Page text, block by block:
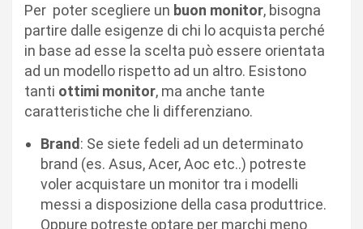
Per poter scegliere un buon monitor, bisogna
partire dalle esigenze di chi lo acquista perché
in base ad esse la scelta può essere orientata
ad un modello rispetto ad un altro. Esistono
tanti ottimi monitor, ma anche tante
caratteristiche che li differenziano.
Brand: Se siete fedeli ad un determinato
brand (es. Asus, Acer, Aoc etc..) potreste
voler acquistare un monitor tra i modelli
messi a disposizione della casa produttrice.
Oppure potreste optare per marchi meno